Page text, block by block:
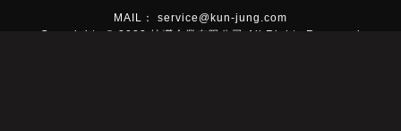
MAIL： service@kun-jung.com
Copyrights © 2022 坤嶸企業有限公司 All Rights Reserved